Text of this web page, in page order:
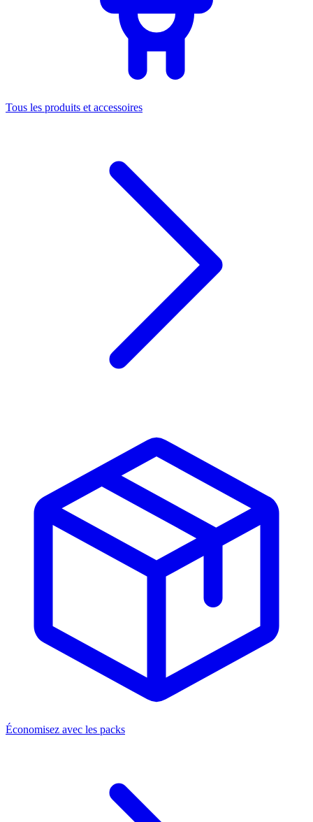
Tous les produits et accessoires
Économisez avec les packs